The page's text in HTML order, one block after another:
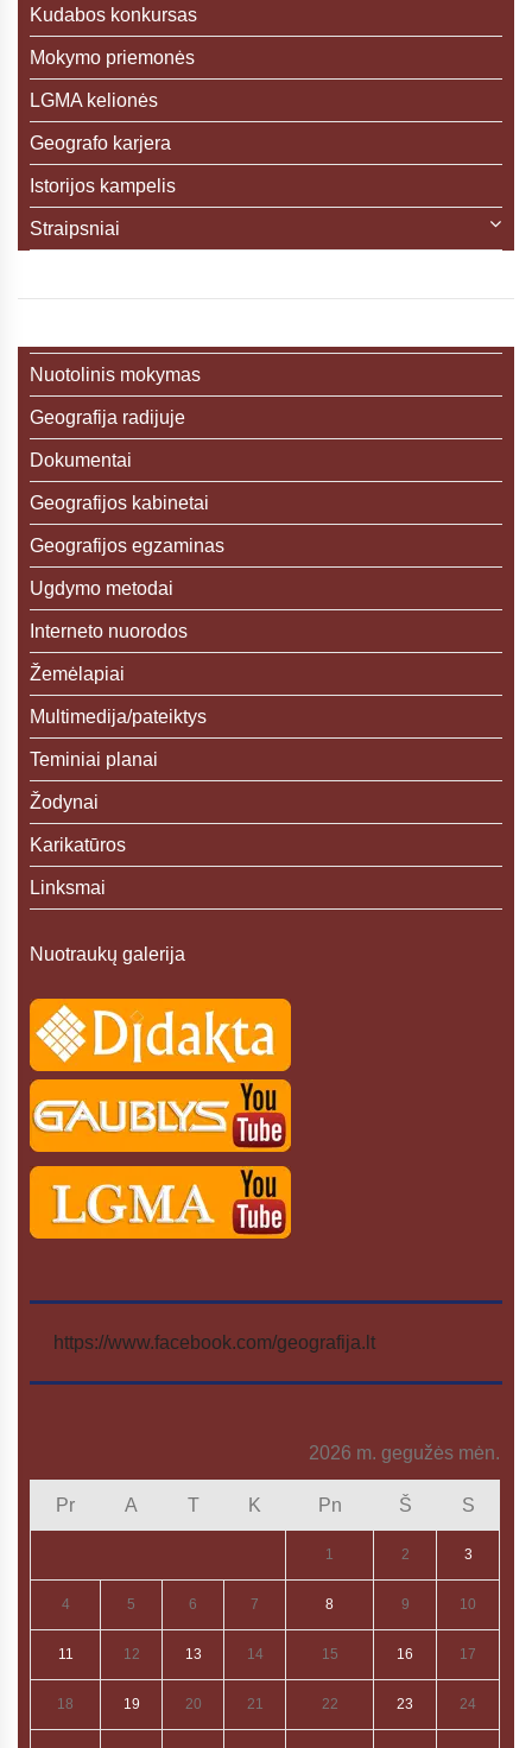
Kudabos konkursas
Mokymo priemonės
LGMA kelionės
Geografo karjera
Istorijos kampelis
Straipsniai
Nuotolinis mokymas
Geografija radijuje
Dokumentai
Geografijos kabinetai
Geografijos egzaminas
Ugdymo metodai
Interneto nuorodos
Žemėlapiai
Multimedija/pateiktys
Teminiai planai
Žodynai
Karikatūros
Linksmai
Nuotraukų galerija
https://www.facebook.com/geografija.lt
2026 m. gegužės mėn.
Pr A T K Pn Š S
1 2 3
4 5 6 7 8 9 10
11 12 13 14 15 16 17
18 19 20 21 22 23 24